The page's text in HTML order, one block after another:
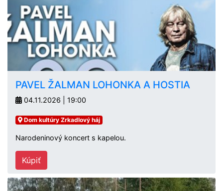
PAVEL ŽALMAN LOHONKA A HOSTIA
04.11.2026 | 19:00
Dom kultúry Zrkadlový háj
Narodeninový koncert s kapelou.
Kúpiť